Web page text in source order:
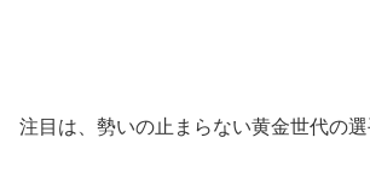
注目は、勢いの止まらない黄金世代の選